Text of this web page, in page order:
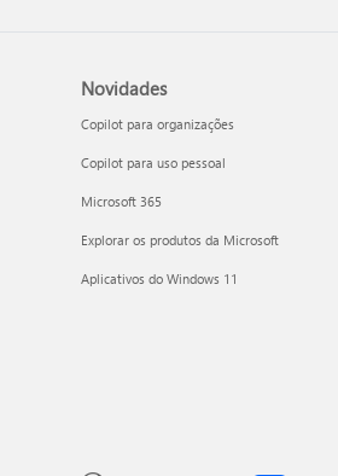
Novidades
Copilot para organizações
Copilot para uso pessoal
Microsoft 365
Explorar os produtos da Microsoft
Aplicativos do Windows 11